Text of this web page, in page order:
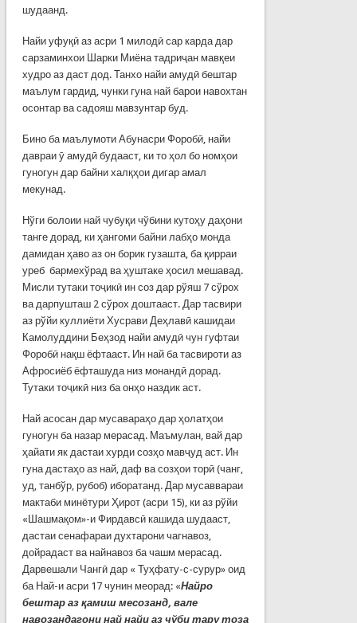
шудаанд.
Найи уфуқӣ аз асри 1 милодӣ сар карда дар
сарзаминхои Шарки Миёна тадриҷан мавқеи
худро аз даст дод. Танхо найи амудӣ бештар
маълум гардид, чунки гуна най барои навохтан
осонтар ва садояш мавзунтар буд.
Бино ба маълумоти Абунасри Форобӣ, найи
давраи ӯ амудӣ будааст, ки то ҳол бо номҳои
гуногун дар байни халқҳои дигар амал
мекунад.
Нўги болоии най чубуқи чўбини кутоҳу даҳони
танге дорад, ки ҳангоми байни лабҳо монда
дамидан ҳаво аз он борик гузашта, ба қирраи
уреб бармехўрад ва ҳуштаке ҳосил мешавад.
Мисли тутаки тоҷикӣ ин соз дар рўяш 7 сўрох
ва дарпушташ 2 сўрох доштааст. Дар тасвири
аз рўйи куллиёти Хусрави Деҳлавӣ кашидаи
Камолуддини Беҳзод найи амудӣ чун гуфтаи
Форобӣ нақш ёфтааст. Ин най ба тасвироти аз
Афросиёб ёфташуда низ монандӣ дорад.
Тутаки тоҷикӣ низ ба онҳо наздик аст.
Най асосан дар мусавараҳо дар ҳолатҳои
гуногун ба назар мерасад. Маъмулан, вай дар
ҳайати як дастаи хурди созҳо мавҷуд аст. Ин
гуна дастаҳо аз най, даф ва созҳои торӣ (чанг,
уд, танбўр, рубоб) иборатанд. Дар мусаввараи
мактаби минётури Ҳирот (асри 15), ки аз рўйи
«Шашмақом»-и Фирдавсӣ кашида шудааст,
дастаи сенафараи духтарони чагнавоз,
дойрадаст ва найнавоз ба чашм мерасад.
Дарвешали Чангӣ дар « Туҳфату-с-сурур» оид
ба Най-и асри 17 чунин меорад: «Найро
бештар аз қамиш месозанд, вале
навозандагони най найи аз чўби тару тоза